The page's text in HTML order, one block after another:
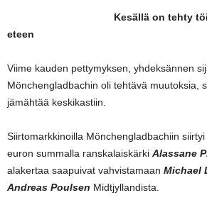
Kesällä on tehty
eteen
Viime kauden pettymyksen, yhdeksännen
Mönchengladbachin oli tehtävä muutoksia,
jämähtää keskikastiin.
Siirtomarkkinoilla Mönchengladbachiin
euron summalla ranskalaiskärki Alassane
alakertaa saapuivat vahvistamaan Michael
Andreas Poulsen Midtjyllandista.